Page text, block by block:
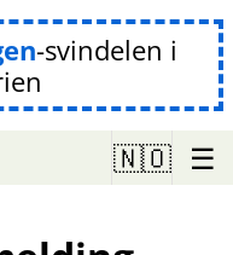
-svindelen i
🇳🇴 ☰